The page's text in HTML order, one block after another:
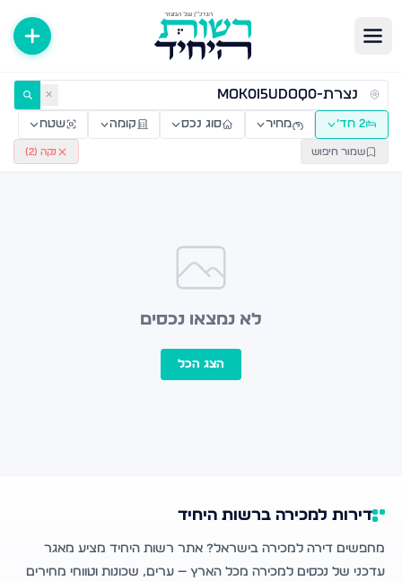
דירות למכירה ולהשכרה — רשות היחיד ✕
2 חד׳ מחיר סוג נכס קומה שטח
שמור חיפוש נקה (2
)
לא נמצאו נכסים
הצג הכל
דירות למכירה ברשות היחיד
מחפשים דירה למכירה בישראל? אתר רשות היחיד מציע מאגר
עדכני של נכסים למכירה מכל הארץ — ערים, שכונות וטווחי מחירים